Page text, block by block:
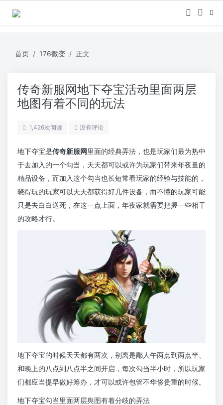
首页 176微变 正文
传奇新服网地下夺宝活动里面两层
地图有着不同的玩法
1,426次阅读 没有评论
地下夺宝是传奇新服网里面的经典弄法，也是玩家们最为热中
于去加入的一个勾当，天天都可以或许为玩家们带来年夜量的
精品设备，而加入这个勾当也长短常看玩家的经验与技能的，
晓得玩的玩家可以天天都获得好几件设备，而不懂的玩家可能
只是去白白送死，在这一点上面，年夜家就需要把握一些相干
的攻略才行。
地下夺宝的时候天天都有两次，别离是鄙人午两点到两点半、
和晚上的八点到八点半之间开启，每次勾当半小时，所以玩家
们都应当提早做好筹办，才可以或许包管不华侈贵重的时候。
地下夺宝勾当里面两层舆图有着分歧的弄法